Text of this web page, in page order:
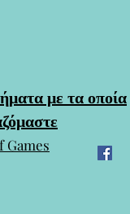
με τα οποία
Games